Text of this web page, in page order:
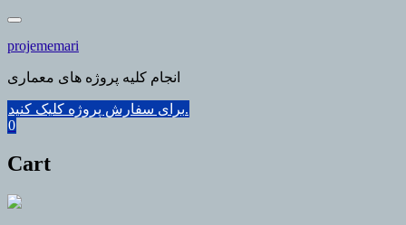
Skip
content
projememari
انجام کلیه پروژه های معماری
برای سفارش پروژه کلیک کنید.
0
Cart